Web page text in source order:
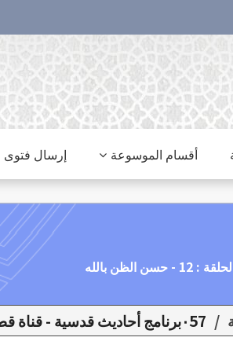
أقسام الموسوعة إرسال فتوى
الظن بالله
/ ٠57برنامج أحاديث قدسية - قناة قطر